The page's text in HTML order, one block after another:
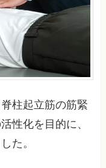
柱起立筋の筋緊
性化を目的に、
た。